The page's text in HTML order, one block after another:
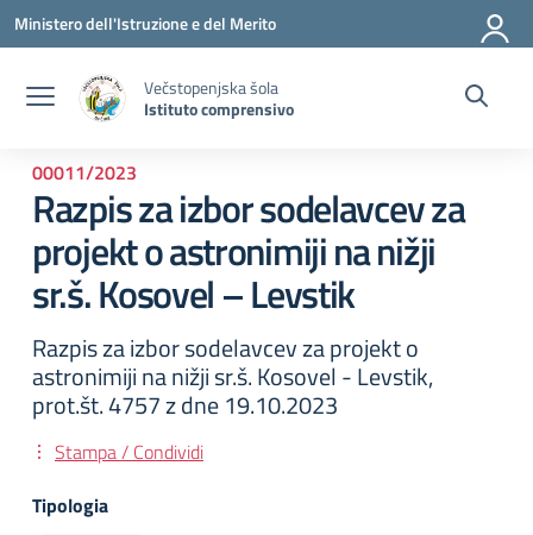
Vai ai contenuti
Vai al menu di navigazione
Vai al footer
Ministero dell'Istruzione e del Merito
Večstopenjska šola
Istituto comprensivo
00011/2023
Razpis za izbor sodelavcev za
projekt o astronimiji na nižji
sr.š. Kosovel – Levstik
Razpis za izbor sodelavcev za projekt o
astronimiji na nižji sr.š. Kosovel - Levstik,
prot.št. 4757 z dne 19.10.2023
Stampa / Condividi
Tipologia